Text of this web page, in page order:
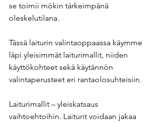
se toimii mökin tärkeimpänä
oleskelutilana.
Tässä laiturin valintaoppaassa käymme
läpi yleisimmät laiturimallit, niiden
käyttökohteet sekä käytännön
valintaperusteet eri rantaolosuhteisiin.
Laiturimallit – yleiskatsaus
vaihtoehtoihin. Laiturit voidaan jakaa